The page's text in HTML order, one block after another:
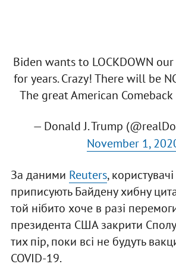
Biden wants to LOCKDOWN
for years. Crazy! There will be
The great American
— Donald J. Trump
November 1,
За даними Reuters,
приписують Байдену хибну
той нібито хоче в разі
президента США закрити
тих пір, поки всі не будуть
COVID-19.